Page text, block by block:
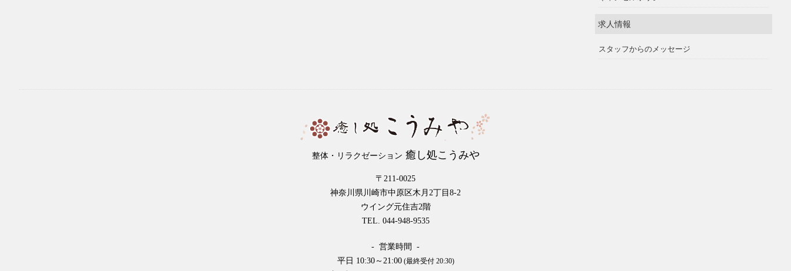
求人情報
スタッフからのメッセージ
整体・リラクゼーション 癒し処こうみや
〒211-0025
神奈川県川崎市中原区木月2丁目8-2
ウイング元住吉2階
TEL. 044-948-9535
- 営業時間 -
平日 10:30～21:00(最終受付 20:30)